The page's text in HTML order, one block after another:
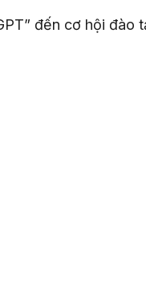
đến cơ hội đào